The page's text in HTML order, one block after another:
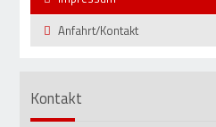
Anfahrt/Kontakt
Kontakt